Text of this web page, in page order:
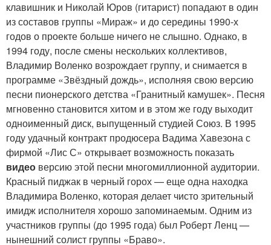
клавишник и Николай Юров (гитарист) попадают в один
из составов группы «Мираж» и до середины 1990-х
годов о проекте больше ничего не слышно. Однако, в
1994 году, после смены нескольких коллективов,
Владимир Воленко возрождает группу, и снимается в
программе «Звёздный дождь», исполняя свою версию
песни пионерского детства «Гранитный камушек». Песня
мгновенно становится хитом и в этом же году выходит
одноименный диск, выпущенный студией Союз. В 1995
году удачный контракт продюсера Вадима Хавезона с
фирмой «Лис С» открывает возможность показать
видео версию этой песни многомиллионной аудитории.
Красный пиджак в черный горох — еще одна находка
Владимира Воленко, которая делает чисто зрительный
имидж исполнителя хорошо запоминаемым. Одним из
участников группы (до 1995 года) был Роберт Ленц —
нынешний солист группы «Браво».